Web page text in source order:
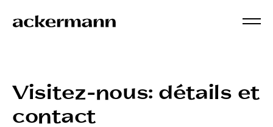
Visitez-nous: détails et
contact